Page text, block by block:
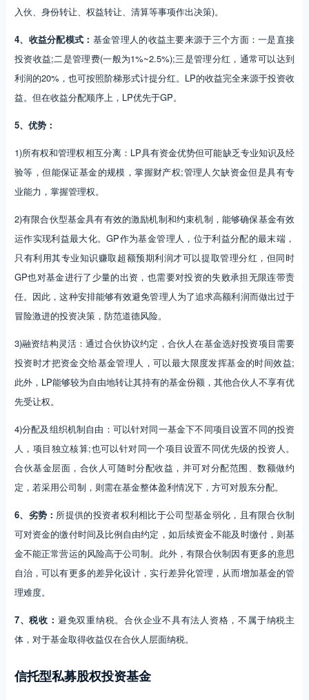
入伙、身份转让、权益转让、清算等事项作出决策)。
4、收益分配模式： 基金管理人的收益主要来源于三个方面：一是直接
投资收益;二是管理费(一般为1%~2.5%);三是管理分红，通常可以达到
利润的20%，也可按照阶梯形式计提分红。LP的收益完全来源于投资收
益。但在收益分配顺序上，LP优先于GP。
5、优势：
1)所有权和管理权相互分离：LP具有资金优势但可能缺乏专业知识及经
验等，但能保证基金的规模，掌握财产权;管理人欠缺资金但是具有专
业能力，掌握管理权。
2)有限合伙型基金具有有效的激励机制和约束机制，能够确保基金有效
运作实现利益最大化。GP作为基金管理人，位于利益分配的最末端，
只有利用其专业知识赚取超额预期利润才可以提取管理分红，但同时
GP也对基金进行了少量的出资，也需要对投资的失败承担无限连带责
任。因此，这种安排能够有效避免管理人为了追求高额利润而做出过于
冒险激进的投资决策，防范道德风险。
3)融资结构灵活：通过合伙协议约定，合伙人在基金选好投资项目需要
投资时才把资金交给基金管理人，可以最大限度发挥基金的时间效益;
此外，LP能够较为自由地转让其持有的基金份额，其他合伙人不享有优
先受让权。
4)分配及组织机制自由：可以针对同一基金下不同项目设置不同的投资
人，项目独立核算;也可以针对同一个项目设置不同优先级的投资人。
合伙基金层面，合伙人可随时分配收益，并可对分配范围、数额做约
定，若采用公司制，则需在基金整体盈利情况下，方可对股东分配。
6、劣势： 所提供的投资者权利相比于公司型基金弱化，且有限合伙制
可对资金的缴付时间及比例自由约定，如后续资金不能及时缴付，则基
金不能正常营运的风险高于公司制。此外，有限合伙制因有更多的意思
自治，可以有更多的差异化设计，实行差异化管理，从而增加基金的管
理难度。
7、税收： 避免双重纳税。合伙企业不具有法人资格，不属于纳税主
体，对于基金取得收益仅在合伙人层面纳税。
信托型私募股权投资基金